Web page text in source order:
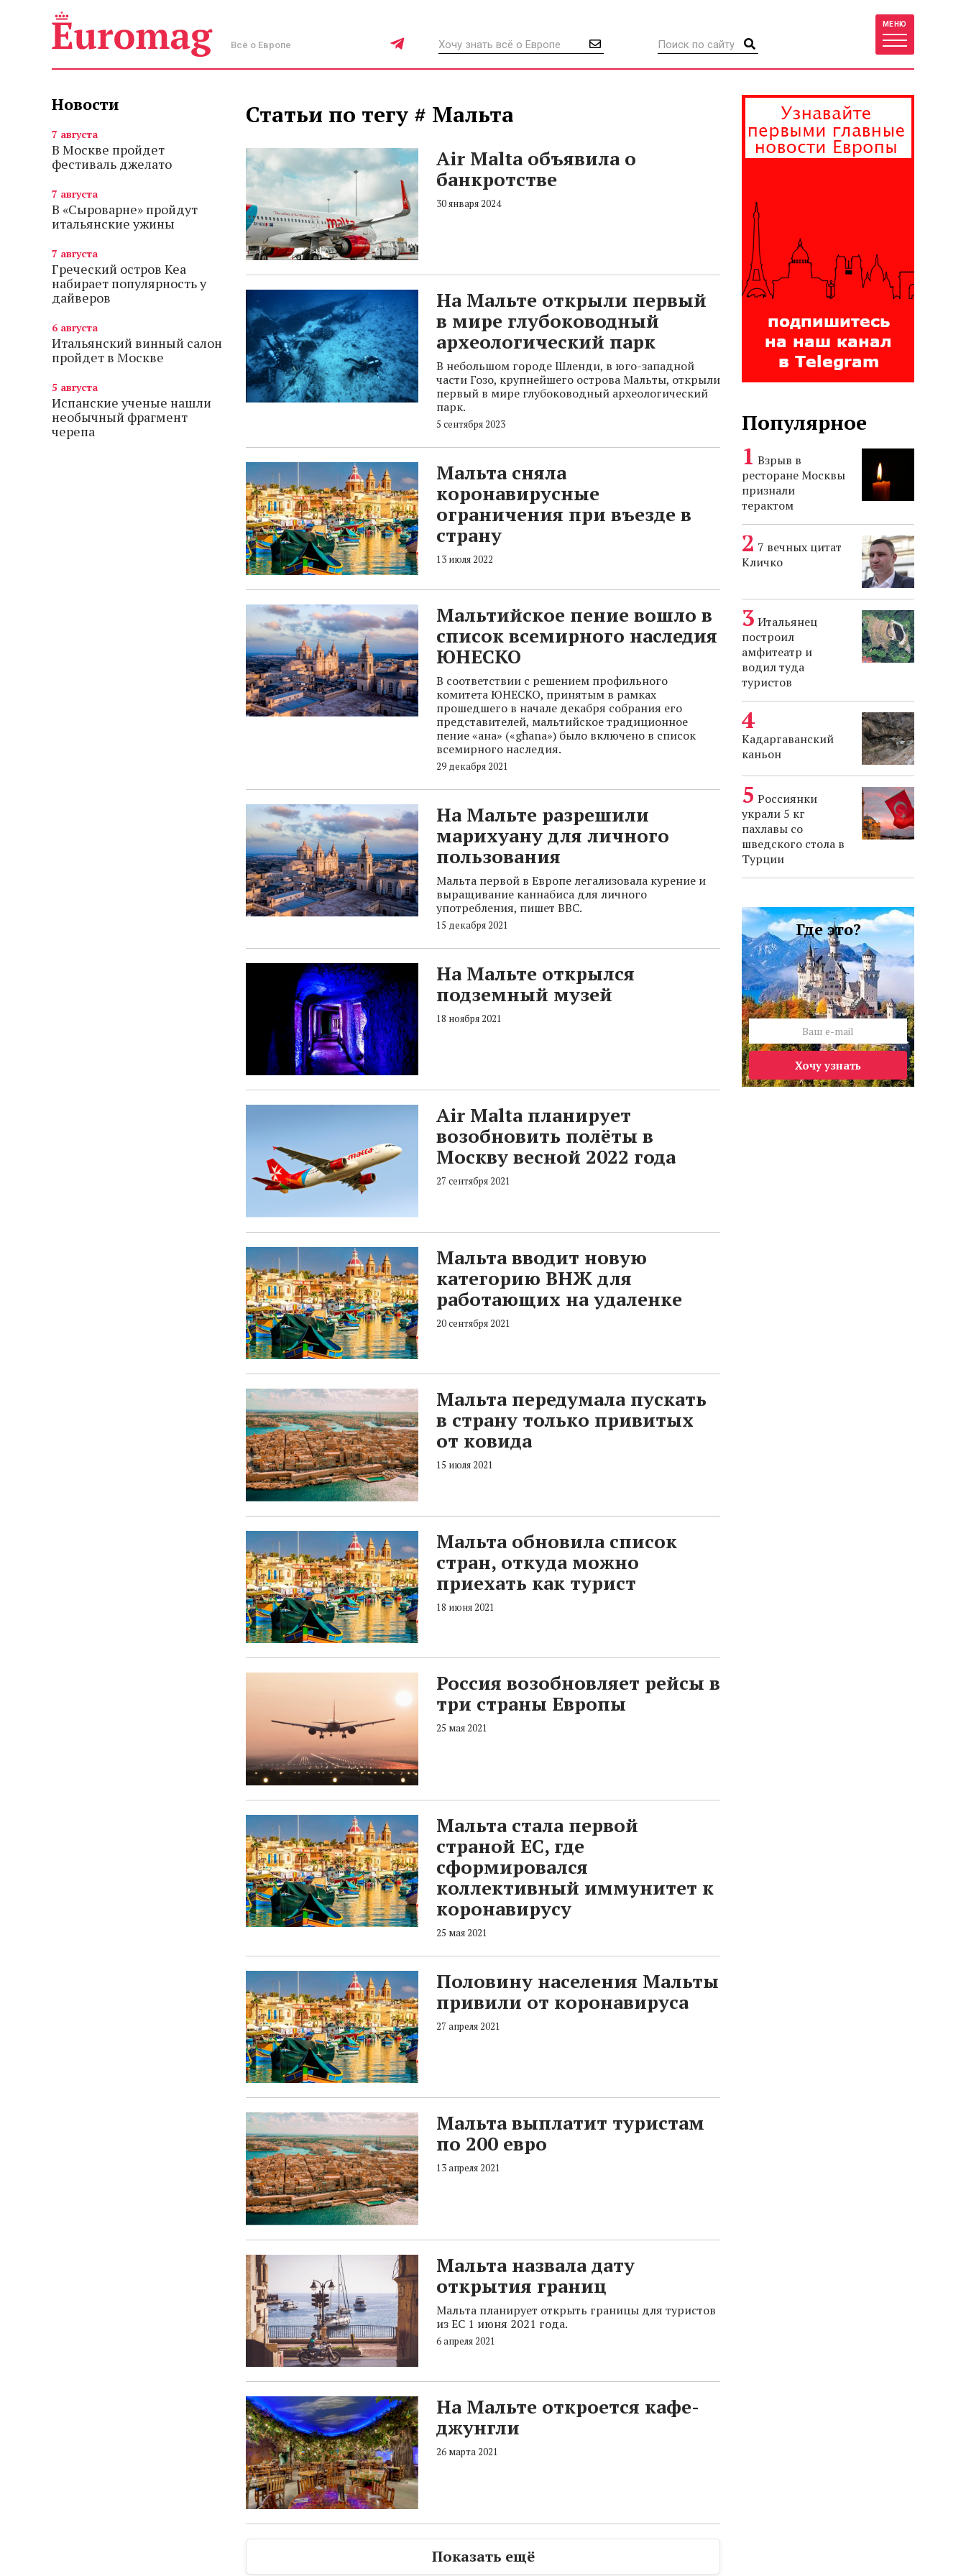
Всё о Европе
МЕНЮ
Новости
7 августа
В Москве пройдет
фестиваль джелато
7 августа
В «Сыроварне» пройдут
итальянские ужины
7 августа
Греческий остров Кеа
набирает популярность у
дайверов
6 августа
Итальянский винный салон
пройдет в Москве
5 августа
Испанские ученые нашли
необычный фрагмент
черепа
Статьи по тегу # Мальта
Air Malta объявила о
банкротстве
30 января 2024
На Мальте открыли первый
в мире глубоководный
археологический парк
В небольшом городе Шленди, в юго-западной
части Гозо, крупнейшего острова Мальты, открыли
первый в мире глубоководный археологический
парк.
5 сентября 2023
Мальта сняла
коронавирусные
ограничения при въезде в
страну
13 июля 2022
Мальтийское пение вошло в
список всемирного наследия
ЮНЕСКО
В соответствии с решением профильного
комитета ЮНЕСКО, принятым в рамках
прошедшего в начале декабря собрания его
представителей, мальтийское традиционное
пение «ана» («għana») было включено в список
всемирного наследия.
29 декабря 2021
На Мальте разрешили
марихуану для личного
пользования
Мальта первой в Европе легализовала курение и
выращивание каннабиса для личного
употребления, пишет BBC.
15 декабря 2021
На Мальте открылся
подземный музей
18 ноября 2021
Air Malta планирует
возобновить полёты в
Москву весной 2022 года
27 сентября 2021
Мальта вводит новую
категорию ВНЖ для
работающих на удаленке
20 сентября 2021
Мальта передумала пускать
в страну только привитых
от ковида
15 июля 2021
Мальта обновила список
стран, откуда можно
приехать как турист
18 июня 2021
Россия возобновляет рейсы в
три страны Европы
25 мая 2021
Мальта стала первой
страной ЕС, где
сформировался
коллективный иммунитет к
коронавирусу
25 мая 2021
Половину населения Мальты
привили от коронавируса
27 апреля 2021
Мальта выплатит туристам
по 200 евро
13 апреля 2021
Мальта назвала дату
открытия границ
Мальта планирует открыть границы для туристов
из ЕС 1 июня 2021 года.
6 апреля 2021
На Мальте откроется кафе-
джунгли
26 марта 2021
Показать ещё
Популярное
Взрыв в
ресторане Москвы
признали
терактом
7 вечных цитат
Кличко
Итальянец
построил
амфитеатр и
водил туда
туристов
Кадаргаванский
каньон
Россиянки
украли 5 кг
пахлавы со
шведского стола в
Турции
Где это?
Хочу узнать